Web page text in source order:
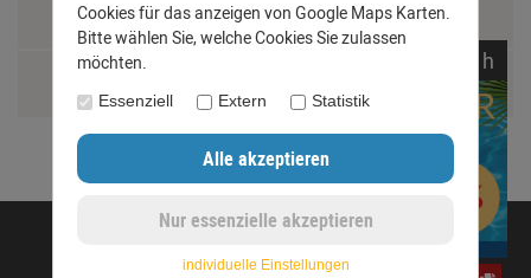
Montage und Installationshilfen
©opyright 2020 - www.dachrinnen-shop.de
h
Cookies für das anzeigen von Google Maps Karten.
Bitte wählen Sie, welche Cookies Sie zulassen
möchten.
Essenziell Extern Statistik
individuelle Einstellungen